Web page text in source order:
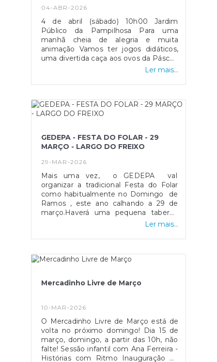
04-ABR-2026
4 de abril (sábado) 10h00 Jardim
Público da Pampilhosa Para uma
manhã cheia de alegria e muita
animação Vamos ter jogos didáticos,
uma divertida caça aos ovos da Páscoa
e insuflável para uma manhã cheia de
jogos didáticos, uma divertida caça aos
de tanta brincadeira... haverá um mini-
lanche à espera de todas as crianças
falta nada Inscrições >>
https://forms.gle/4wF3Ty4egzutMsA88
(até dia 2 de abril) Enquanto as crianças
se quiserem juntar, podem aproveitar
os "comes e bebes" na tenda da
Associação Desportiva e Cultural dos
Pescadores da Pampilhosa sujeito a
reserva - 936528379 - Tójó Não fiques
de fora desta aventura! Partilha com os
Ler mais...
GEDEPA - FESTA DO FOLAR - 29
MARÇO - LARGO DO FREIXO
29-MAR-2026
Mais uma vez, o GEDEPA vaI
organizar a tradicional Festa do Folar
como habitualmente no Domingo de
Ramos , este ano calhando a 29 de
março.Haverá uma pequena taberna
tradicional, animação e o tradicional
encomendado até ao dia 24 (terça-
282, junto dos elementos da Direção
POIS!
Ler mais...
Mercadinho Livre de Março
10-MAR-2026
O Mercadinho Livre de Março está de
volta no próximo domingo! Dia 15 de
março, domingo, a partir das 10h, não
falte! Sessão infantil com Ana Ferreira -
Histórias com Ritmo Inauguração da